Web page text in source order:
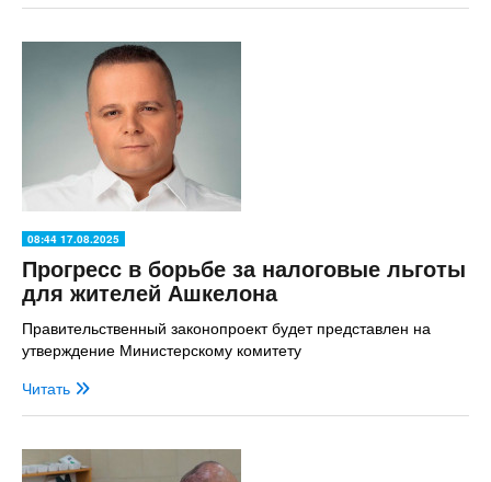
08:44 17.08.2025
Прогресс в борьбе за налоговые льготы
для жителей Ашкелона
Правительственный законопроект будет представлен на
утверждение Министерскому комитету
Читать